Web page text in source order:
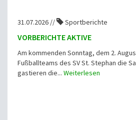
31.07.2026 // Sportberichte
VORBERICHTE AKTIVE
Am kommenden Sonntag, dem 2.
Fußballteams des SV St. Stephan die
gastieren die... Weiterlesen